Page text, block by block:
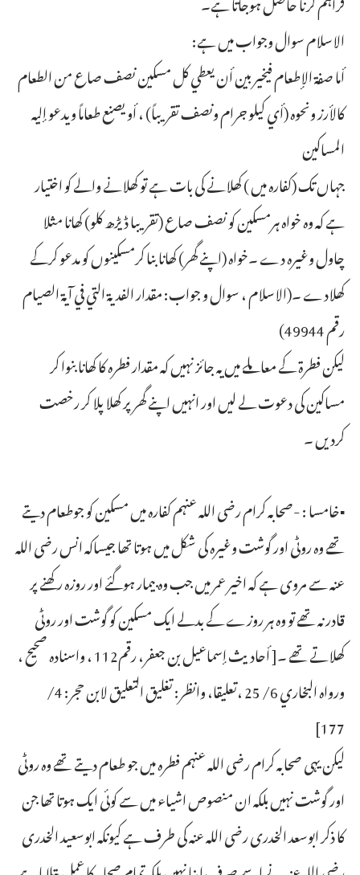
الاسلام سوال وجواب میں ہے:
أما صفة الإطعام فيخير بين أن يعطي كل مسكين نصف صاع من الطعام
كالأرز ونحوه (أي كيلو جرام ونصف تقريباً) ، أو يصنع طعاماً ويدعو إليه
المساكين
جہاں تک (کفارہ میں ) کھلانے کی بات ہے تو کھلانے والے کو اختیار
ہے کہ وہ خواہ ہرمسکین کو نصف صاع (تقریبا ڈیڑھ کلو) کھانا مثلا
چاول وغیرہ دے ۔خواہ (اپنے گھر) کھانا بنا کرمسکینوں کو مدعو کرکے
کھلادے ۔(الاسلام ، سوال و جواب: مقدار الفدية التي في آية الصيام
رقم 49944)
لیکن فطرۃ کے معاملے میں یہ جائز نہیں کہ مقدار فطرہ کا کھانا بنوا کر
مساکین کی دعوت لے لیں اور انہیں اپنے گھر پر کھلا پلا کر رخصت
کردیں ۔
▪خامسا : -صحابہ کرام رضی اللہ عنہم کفارہ میں مسکین کو جوطعام دیتے
تھے وہ روٹی اور گوشت وغیرہ کی شکل میں ہوتا تھا جیساکہ انس رضی اللہ
عنہ سے مروی ہے کہ اخیر عمر میں جب وہ بیمار ہوگئے اور روزہ رکھنے پر
قادر نہ تھے تو وہ ہر روزے کے بدلے ایک مسکین کو گوشت اور روٹی
کھلاتے تھے ۔[ أحاديث إسماعيل بن جعفر، رقم112 ، واسنادہ صحیح ،
ورواہ البخاري 6/ 25 ،تعلیقا، وانظر: تغليق التعليق لابن حجر: 4/
177]
لیکن یہی صحابہ کرام رضی اللہ عنہم فطرہ میں جو طعام دیتے تھے وہ روٹی
اور گوشت نہیں بلکہ ان منصوص اشیاء میں سے کوئی ایک ہوتا تھا جن
کا ذکر ابوسعد الخدری رضی اللہ عنہ کی طرف ہے کیونکہ ابوسعید الخدری